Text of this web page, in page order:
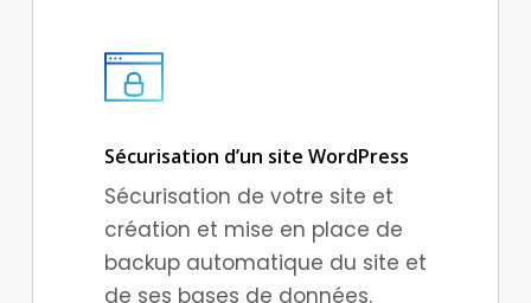
Sécurisation d’un site WordPress
Sécurisation de votre site et
création et mise en place de
backup automatique du site et
de ses bases de données.